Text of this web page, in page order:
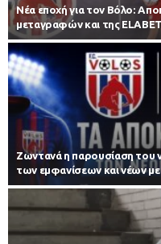
Νέα εποχή για τον Βόλο:
μεταγραφών και της
Zωντανά η παρουσίαση του
των εμφανίσεων και νέων